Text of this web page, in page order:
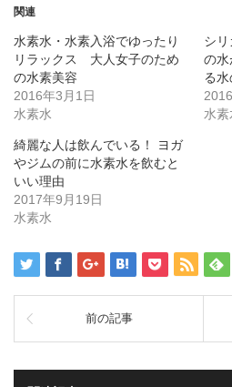
有
(新
し
い
ウ
ィ
ン
ド
ウ
開
き
ま
す)
リ
ッ
ク
し
だ
し
い
ウ
ィ
ド
ウ
ま
す)
(新
し
い
開
き
ま
す)
関連
水素水・水素入浴でゆったり
リラックス 大人女子のため
の水素美容
2016年3月1日
水素水
シ
の水
る水
水素
綺麗な人は飲んでいる！ ヨガ
やジムの前に水素水を飲むと
いい理由
2017年9月19日
水素水
前の記事